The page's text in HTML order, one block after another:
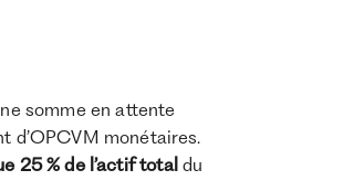
somme en attente
d’OPCVM monétaires.
25 % de l’actif totaldu